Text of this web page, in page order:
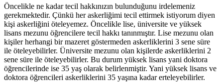
Öncelikle ne kadar tecil hakkınızın bulunduğunu irdelemeniz
gerekmektedir. Çünkü her askerliğimi tecil ettirmek istiyorum diyen
kişi askerliğini öteleyemez. Öncelikle lise, üniversite ve yüksek
lisans mezunu öğrencilere tecil hakkı tanınmıştır. Lise mezunu olan
kişiler herhangi bir mazeret göstermeden askerliklerini 3 sene süre
ile öteleyebilirler. Üniversite mezunu olan kişilerde askerliklerini 2
sene süre ile öteleyebilirler. Bu durum yüksek lisans yani doktora
öğrencilerinde ise 35 yaş olarak belirlenmiştir. Yani yüksek lisans ve
doktora öğrencileri askerliklerini 35 yaşına kadar erteleyebilirler.